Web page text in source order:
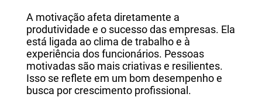
A motivação afeta diretamente a
produtividade e o sucesso das empresas. Ela
está ligada ao clima de trabalho e à
experiência dos funcionários. Pessoas
motivadas são mais criativas e resilientes.
Isso se reflete em um bom desempenho e
busca por crescimento profissional.